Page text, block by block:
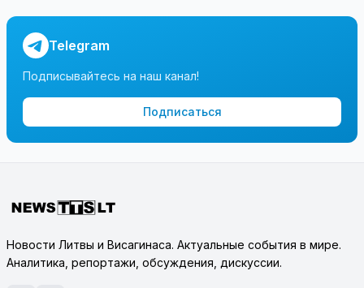
Telegram
Подписывайтесь на наш канал!
Подписаться
Новости Литвы и Висагинаса. Актуальные события в мире.
Аналитика, репортажи, обсуждения, дискуссии.